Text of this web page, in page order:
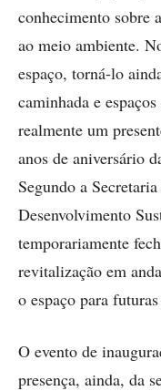
conhecimento sobre
ao meio ambiente.
espaço, torná-lo
caminhada e
realmente um
anos de aniversário
Segundo a
Desenvolvimento
temporariamente
revitalização em
o espaço para
O evento de
presença, ainda, da